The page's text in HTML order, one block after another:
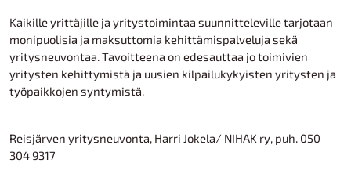
Kaikille yrittäjille ja yritystoimintaa suunnitteleville tarjotaan
monipuolisia ja maksuttomia kehittämispalveluja sekä
yritysneuvontaa. Tavoitteena on edesauttaa jo toimivien
yritysten kehittymistä ja uusien kilpailukykyisten yritysten ja
työpaikkojen syntymistä.
Reisjärven yritysneuvonta, Harri Jokela/ NIHAK ry, puh. 050
304 9317